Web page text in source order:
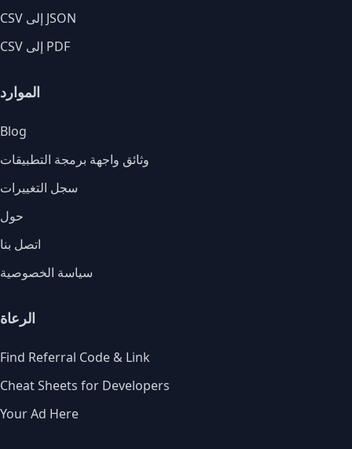
CSV إلى JSON
CSV إلى PDF
الموارد
Blog
وثائق واجهة برمجة التطبيقات
سجل التغييرات
حول
اتصل بنا
سياسة الخصوصية
الرعاة
Find Referral Code & Link
Cheat Sheets for Developers
Your Ad Here